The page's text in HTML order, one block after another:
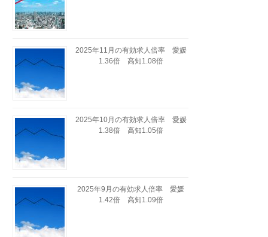
2025年11月の有効求人倍率 愛媛
1.36倍 高知1.08倍
2025年10月の有効求人倍率 愛媛
1.38倍 高知1.05倍
2025年9月の有効求人倍率 愛媛
1.42倍 高知1.09倍